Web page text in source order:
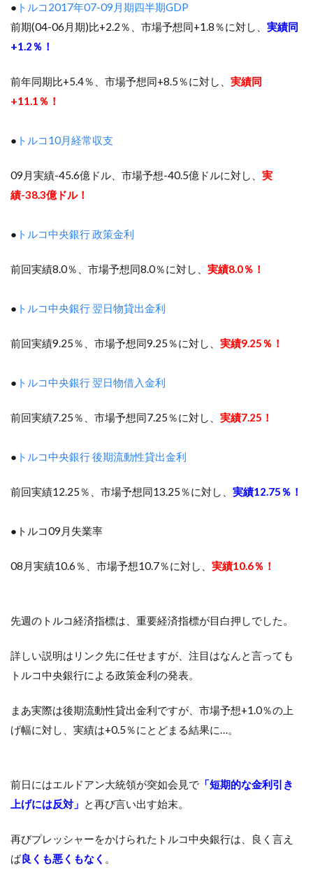
● トルコ2017年07-09月期四半期GDP
前期(04-06月期)比+2.2％、市場予想同+1.8％に対し、 実績同
+1.2％！
前年同期比+5.4％、市場予想同+8.5％に対し、 実績同
+11.1％！
● トルコ10月経常収支
09月実績-45.6億ドル、市場予想-40.5億ドルに対し、 実
績-38.3億ドル！
● トルコ中央銀行 政策金利
前回実績8.0％、市場予想同8.0％に対し、 実績8.0％！
● トルコ中央銀行 翌日物貸出金利
前回実績9.25％、市場予想同9.25％に対し、 実績9.25％！
● トルコ中央銀行 翌日物借入金利
前回実績7.25％、市場予想同7.25％に対し、 実績7.25！
● トルコ中央銀行 後期流動性貸出金利
前回実績12.25％、市場予想同13.25％に対し、 実績12.75％！
●トルコ09月失業率
08月実績10.6％、市場予想10.7％に対し、 実績10.6％！
先週のトルコ経済指標は、重要経済指標が目白押しでした。
詳しい説明はリンク先に任せますが、注目はなんと言っても
トルコ中央銀行による政策金利の発表。
まあ実際は後期流動性貸出金利ですが、市場予想+1.0％の上
げ幅に対し、実績は+0.5％にとどまる結果に…。
前日にはエルドアン大統領が突如会見で 「短期的な金利引き
上げには反対」 と再び言い出す始末。
再びプレッシャーをかけられたトルコ中央銀行は、良く言え
ば良くも悪くもなく 。